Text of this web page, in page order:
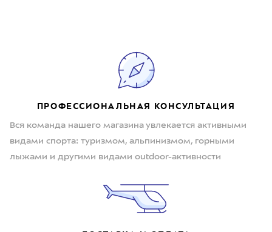
ПРОФЕССИОНАЛЬНАЯ КОНСУЛЬТАЦИЯ
Вся команда нашего магазина увлекается активными
видами спорта: туризмом, альпинизмом, горными
лыжами и другими видами outdoor-активности